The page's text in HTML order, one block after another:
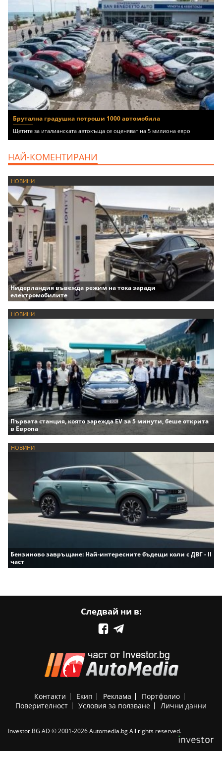
Брутална градушка потроши 1000 автомобила
Щетите за италианската автокъща се оценяват на 5 милиона евро
НАЙ-КОМЕНТИРАНИ
НОВИНИ
Нидерландия въвежда режим на тока заради
електромобилите
НОВИНИ
Първата станция, която зарежда EV за 5 минути, беше открита
в Европа
НОВИНИ
Бензиново завръщане: Най-интересните бъдещи коли с ДВГ - II
част
Следвай ни в:
Контакти Екип Реклама
Портфолио
Поверителност
Условия за ползване Лични данни
Investor.BG AD © 2001-2026 Automedia.bg All rights reserved.